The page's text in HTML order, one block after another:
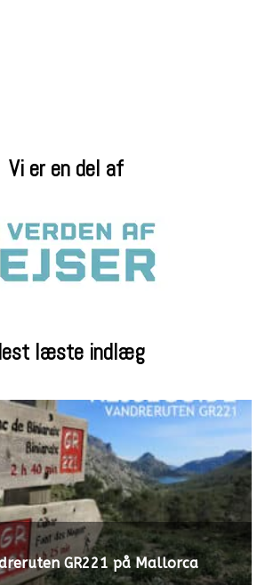
Vi er en del af
læste indlæg
GR221 på Mallorca